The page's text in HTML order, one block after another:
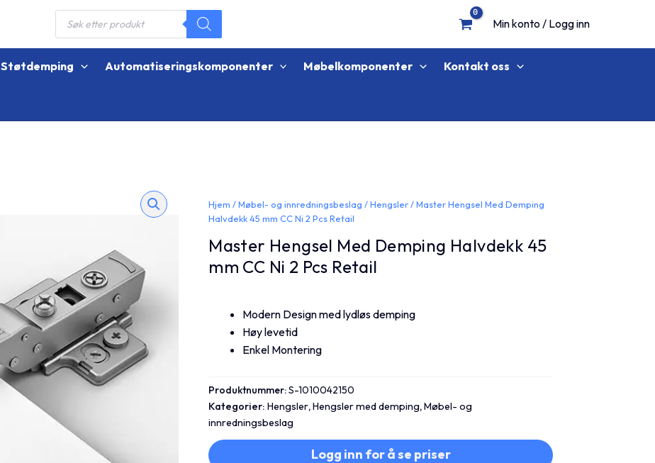
Products
search
Min konto / Logg inn
Støtdemping Automatiseringskomponenter Møbelkomponenter Kontakt oss
Hjem /Møbel- og innredningsbeslag /Hengsler/ Master Hengsel Med Demping
Halvdekk 45 mm CC Ni 2 Pcs Retail
Master Hengsel Med Demping Halvdekk 45
mm CC Ni 2 Pcs Retail
Modern Design med lydløs demping
Høy levetid
Enkel Montering
Produktnummer:S-1010042150
Kategorier:Hengsler,Hengsler med demping,Møbel- og
innredningsbeslag
Logg inn for å se priser